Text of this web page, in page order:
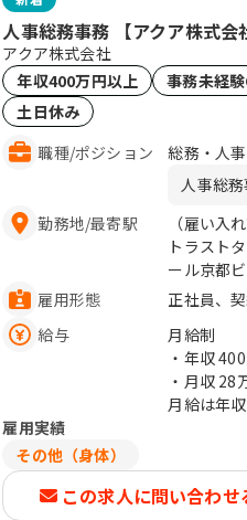
人事総務事務 【アクア株式会
アクア株式会社
年収400万円以上
事務未経
土日休み
職種/ポジション
総務・人事
人事総
勤務地/最寄駅
（雇い入
トラスト
ール京都
雇用形態
正社員、
給与
月給制
・年収
・月収 28
月給は年
雇用実績
その他（身体）
この求人に問い合わせ